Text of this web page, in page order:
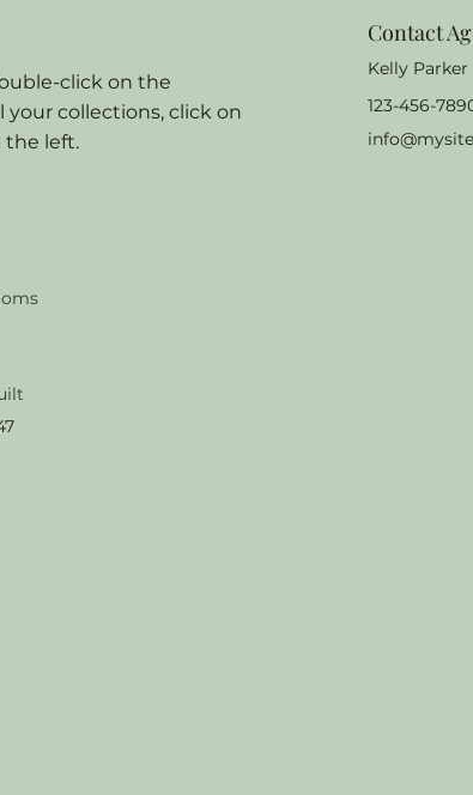
click on the
collections, click on
the left.
Contact
Kelly Parker
123-456-